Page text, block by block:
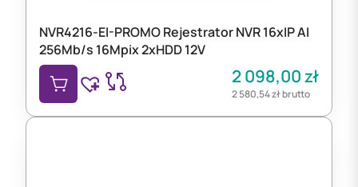
NVR4216-EI-PROMO Rejestrator NVR 16xIP AI
256Mb/s 16Mpix 2xHDD 12V
2 098,00zł
2 580,54złbrutto